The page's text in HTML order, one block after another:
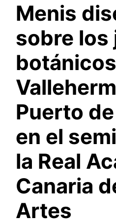
Menis
sobre los
Puerto
en el
la Real
Canaria
Artes